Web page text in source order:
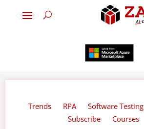
Software Testing
RPA
Trends
Courses
Subscribe